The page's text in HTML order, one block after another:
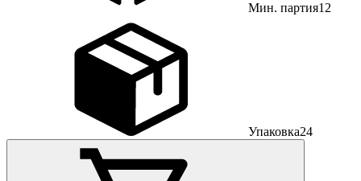
Мин. партия12
Упаковка24